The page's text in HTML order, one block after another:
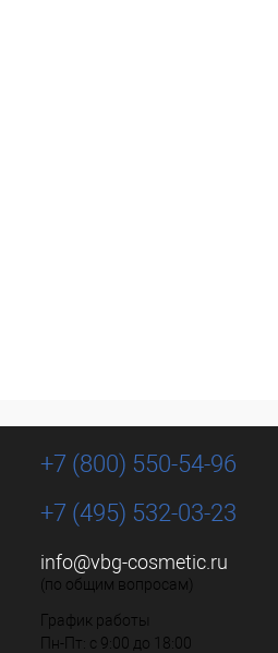
+7 (800) 550-54-96
+7 (495) 532-03-23
info@vbg-cosmetic.ru
(по общим вопросам)
График работы
Пн-Пт: с 9:00 до 18:00